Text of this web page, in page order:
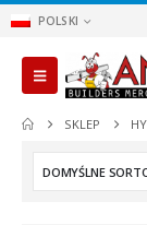
POLSKI
SKLEP